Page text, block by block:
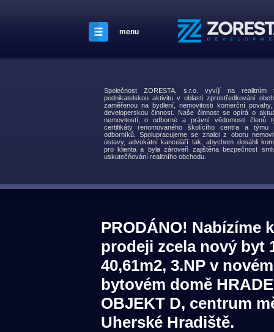
menu
Společnost ZORESTA, s.r.o. vyvíjí na
podnikatelskou aktivitu v oblasti zprostředkování
zaměřenou na bydlení, nemovitosti komerční
developerskou činnost. Naše činnost se opírá o
nemovitostí, o odborné a právní vědomosti členů
certifikáty renomovaného školícího centra a týmu
odborníků. Spolupracujeme se znalci z oboru
ústavy, advokátní kanceláří tak, abychom dosáhli
pro klienta a byla zároveň zajištěna bezpečnost
uskutečňování realitního obchodu.
PRODÁNO! Nabízíme k
prodeji zcela nový byt
40,61m2, 3.NP v novém
bytovém domě
OBJEKT D, centrum
Uherské Hradiště.